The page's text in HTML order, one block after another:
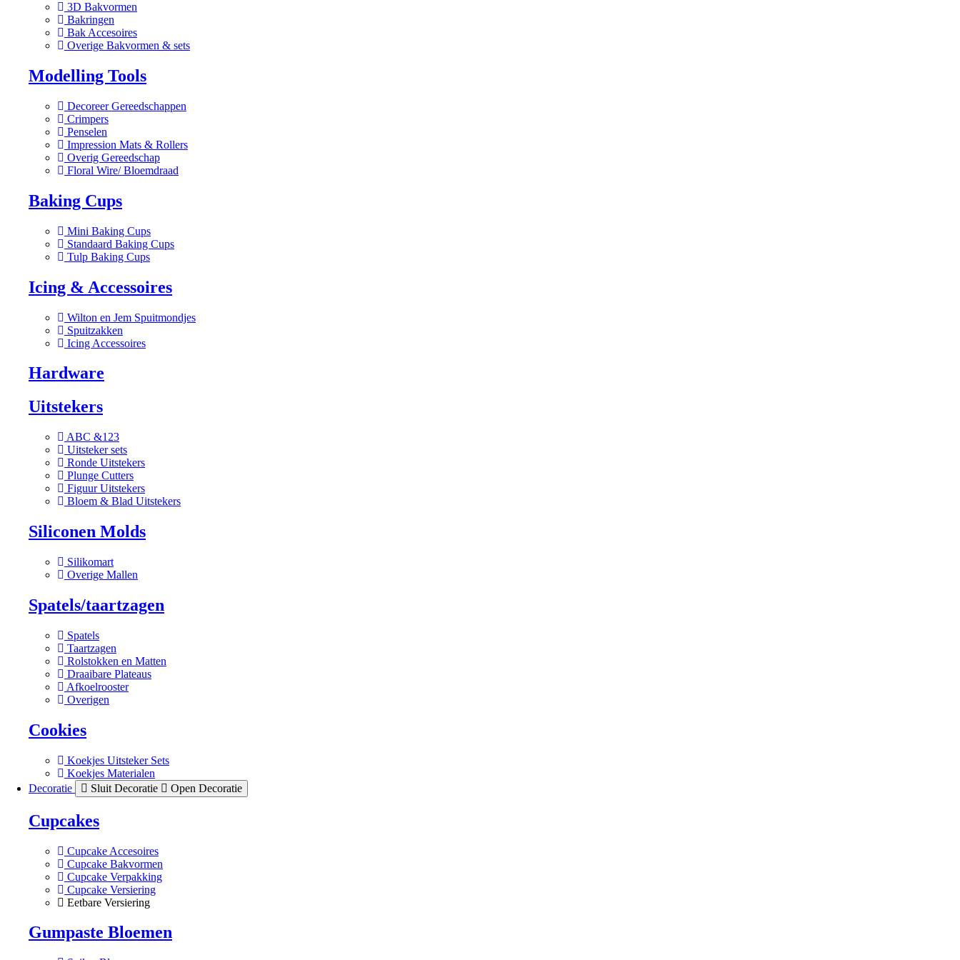
3D Bakvormen
Bakringen
Bak Accesoires
Overige Bakvormen & sets
Modelling Tools
Decoreer Gereedschappen
Crimpers
Penselen
Impression Mats & Rollers
Overig Gereedschap
Floral Wire/ Bloemdraad
Baking Cups
Mini Baking Cups
Standaard Baking Cups
Tulp Baking Cups
Icing & Accessoires
Wilton en Jem Spuitmondjes
Spuitzakken
Icing Accessoires
Hardware
Uitstekers
ABC &123
Uitsteker sets
Ronde Uitstekers
Plunge Cutters
Figuur Uitstekers
Bloem & Blad Uitstekers
Siliconen Molds
Silikomart
Overige Mallen
Spatels/taartzagen
Spatels
Taartzagen
Rolstokken en Matten
Draaibare Plateaus
Afkoelrooster
Overigen
Cookies
Koekjes Uitsteker Sets
Koekjes Materialen
Decoratie
Sluit Decoratie Open Decoratie
Cupcakes
Cupcake Accesoires
Cupcake Bakvormen
Cupcake Verpakking
Cupcake Versiering
Eetbare Versiering
Gumpaste Bloemen